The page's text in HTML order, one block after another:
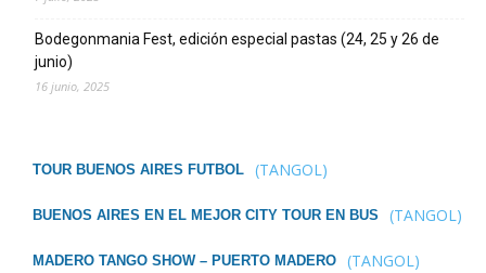
Bodegonmania Fest, edición especial pastas (24, 25 y 26 de
junio)
16 junio, 2025
TOUR BUENOS AIRES FUTBOL (TANGOL)
BUENOS AIRES EN EL MEJOR CITY TOUR EN BUS (TANGOL)
MADERO TANGO SHOW – PUERTO MADERO (TANGOL)